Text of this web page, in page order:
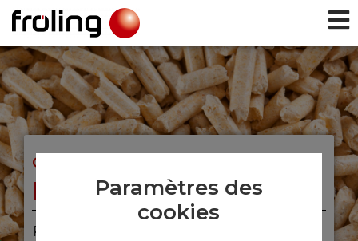
CHAUDIERES A GRANULES
PE1 Pellet
Plage de puissance : 7 – 35 kW
Paramètres des
cookies